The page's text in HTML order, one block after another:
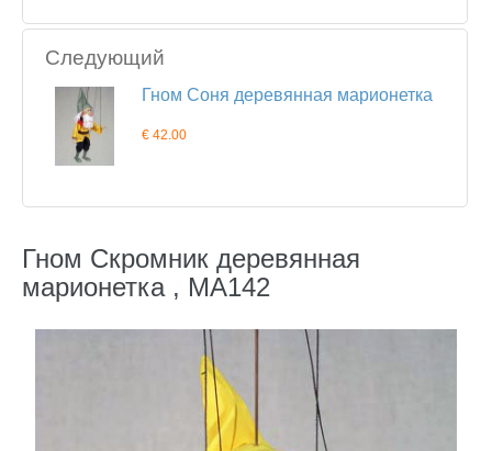
Следующий
Гном Соня деревянная марионетка
€ 42.00
Гном Скромник деревянная
марионетка , MA142